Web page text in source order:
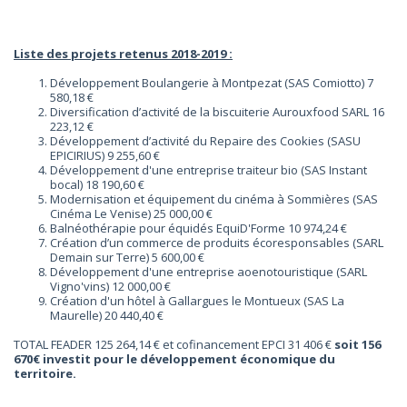
Liste des projets retenus 2018-2019 :
Développement Boulangerie à Montpezat (SAS Comiotto) 7
580,18 €
Diversification d’activité de la biscuiterie Aurouxfood SARL 16
223,12 €
Développement d’activité du Repaire des Cookies (SASU
EPICIRIUS) 9 255,60 €
Développement d'une entreprise traiteur bio (SAS Instant
bocal) 18 190,60 €
Modernisation et équipement du cinéma à Sommières (SAS
Cinéma Le Venise) 25 000,00 €
Balnéothérapie pour équidés EquiD'Forme 10 974,24 €
Création d’un commerce de produits écoresponsables (SARL
Demain sur Terre) 5 600,00 €
Développement d'une entreprise aoenotouristique (SARL
Vigno'vins) 12 000,00 €
Création d'un hôtel à Gallargues le Montueux (SAS La
Maurelle) 20 440,40 €
TOTAL FEADER 125 264,14 € et cofinancement EPCI 31 406 € soit 156
670€ investit pour le développement économique du
territoire.